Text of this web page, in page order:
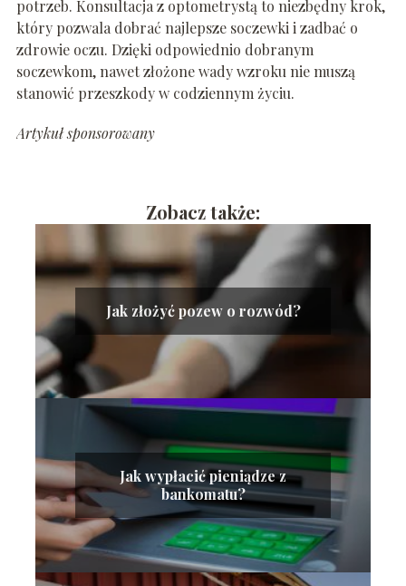
potrzeb. Konsultacja z optometrystą to niezbędny krok,
który pozwala dobrać najlepsze soczewki i zadbać o
zdrowie oczu. Dzięki odpowiednio dobranym
soczewkom, nawet złożone wady wzroku nie muszą
stanowić przeszkody w codziennym życiu.
Artykuł sponsorowany
Zobacz także:
Jak złożyć pozew o rozwód?
Jak wypłacić pieniądze z
bankomatu?